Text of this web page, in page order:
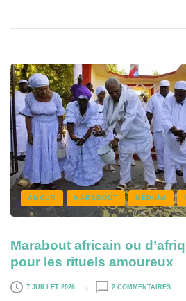
AMOUR MARABOUT MEDIUM
Marabout africain ou
pour les rituels amoureux
7 JUILLET 2026 2 COMMENTAIRES